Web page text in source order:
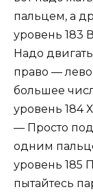
пальцем, а
уровень 183
Надо
право —
большее
уровень 184
— Просто
одним
уровень 185
пытайтесь